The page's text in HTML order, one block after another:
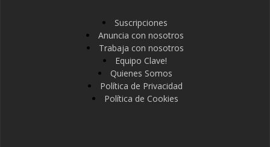
Suscripciones
Anuncia con nosotros
Trabaja con nosotros
Equipo Clave!
Quienes Somos
Política de Privacidad
Política de Cookies